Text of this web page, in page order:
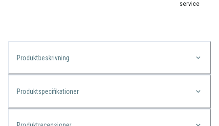
service
Produktbeskrivning
Produktspecifikationer